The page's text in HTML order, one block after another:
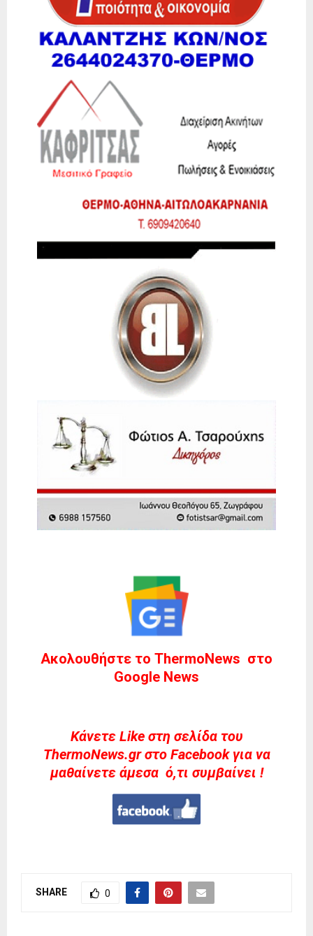
Ακολουθήστε το ThermoNews στο
Google News
Kάνετε Like στη σελίδα του
ThermoNews.gr στο Facebook για να
μαθαίνετε άμεσα ό,τι συμβαίνει !
SHARE 0